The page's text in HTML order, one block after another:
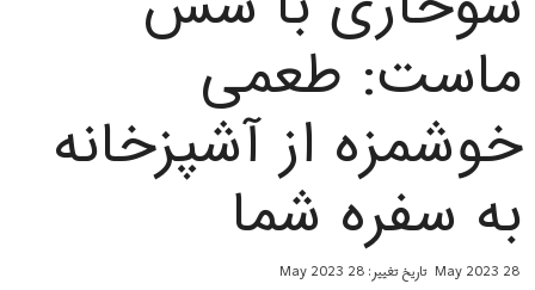
ماست: طعمی
خوشمزه از آشپزخانه
به سفره شما
28 May 2023 تاریخ تغییر: 28 May 2023